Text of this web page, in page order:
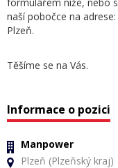
naší pobočce na
Plzeň.
Těšíme se na Vás.
Informace o pozici
Manpower
Plzeň (Plzeňský kraj)